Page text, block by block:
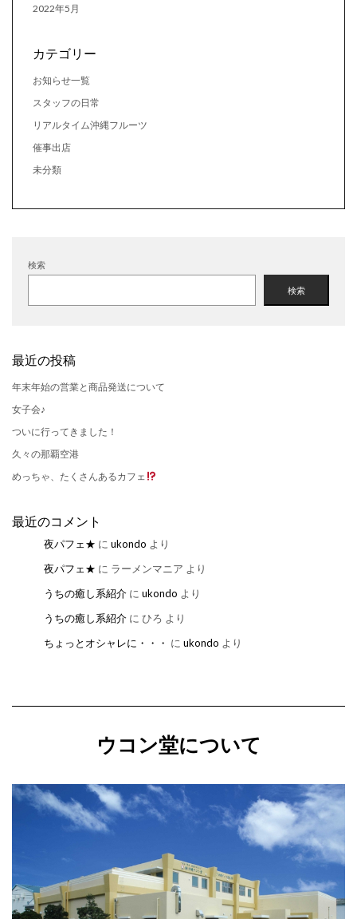
2022年5月
カテゴリー
お知らせ一覧
スタッフの日常
リアルタイム沖縄フルーツ
催事出店
未分類
検索
検索
最近の投稿
年末年始の営業と商品発送について
女子会♪
ついに行ってきました！
久々の那覇空港
めっちゃ、たくさんあるカフェ
最近のコメント
夜パフェ★ に ukondo より
夜パフェ★ に ラーメンマニア より
うちの癒し系紹介 に ukondo より
うちの癒し系紹介 に ひろ より
ちょっとオシャレに・・・ に ukondo より
ウコン堂について